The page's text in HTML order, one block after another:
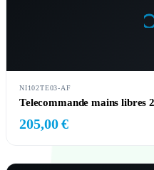
NI102TE03-AF
Telecommande mains libres
205,00 €